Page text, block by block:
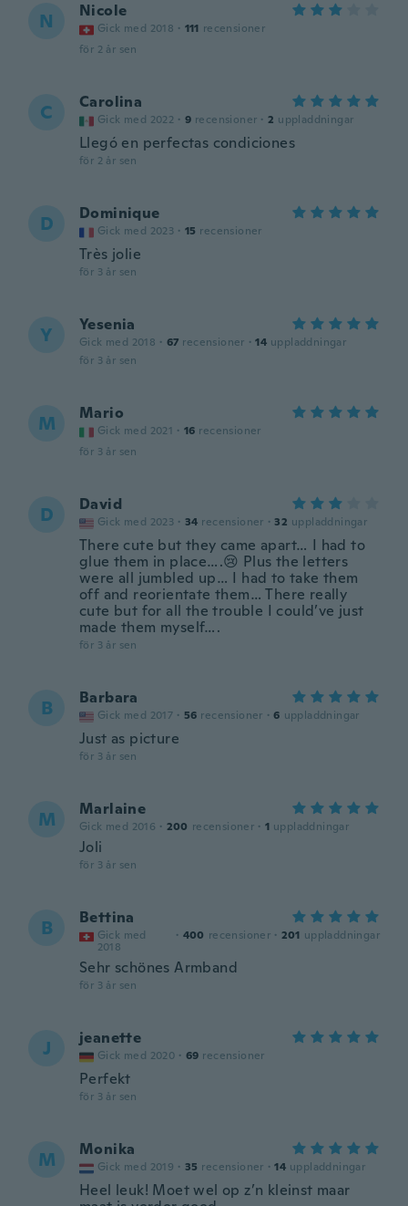
N Nicole
Gick med 2018 · 111 recensioner
för 2 år sen
C Carolina
Gick med 2022 · 9 recensioner · 2 uppladdningar
Llegó en perfectas condiciones
för 2 år sen
D Dominique
Gick med 2023 · 15 recensioner
Très jolie
för 3 år sen
Y Yesenia
Gick med 2018 · 67 recensioner · 14 uppladdningar
för 3 år sen
M Mario
Gick med 2021 · 16 recensioner
för 3 år sen
D David
Gick med 2023 · 34 recensioner · 32 uppladdningar
There cute but they came apart… I had to
glue them in place….😢 Plus the letters
were all jumbled up… I had to take them
off and reorientate them… There really
cute but for all the trouble I could’ve just
made them myself….
för 3 år sen
B Barbara
Gick med 2017 · 56 recensioner · 6 uppladdningar
Just as picture
för 3 år sen
M Marlaine
Gick med 2016 · 200 recensioner · 1 uppladdningar
Joli
för 3 år sen
B Bettina
Gick med
2018
· 400 recensioner · 201 uppladdningar
Sehr schönes Armband
för 3 år sen
J jeanette
Gick med 2020 · 69 recensioner
Perfekt
för 3 år sen
M Monika
Gick med 2019 · 35 recensioner · 14 uppladdningar
Heel leuk! Moet wel op z’n kleinst maar